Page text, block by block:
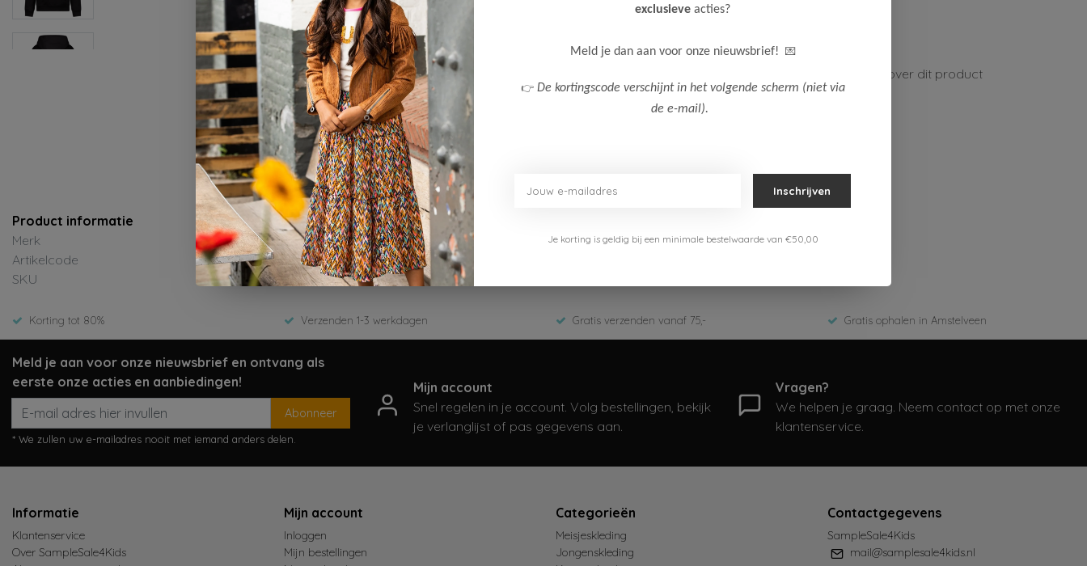
Verzenden 1-3 werkdagen
Neem contact op over dit product
Product informatie
Merk
Cars Jeans
Artikelcode
SKU
Korting tot 80% Verzenden 1-3 werkdagen Gratis verzenden vanaf 75,- Gratis ophalen in Amstelveen
Meld je aan voor onze nieuwsbrief en ontvang als
eerste onze acties en aanbiedingen!
Abonneer
* We zullen uw e-mailadres nooit met iemand anders delen.
Mijn account
Snel regelen in je account. Volg bestellingen, bekijk
je verlanglijst of pas gegevens aan.
Vragen?
We helpen je graag. Neem contact op met onze
klantenservice.
Informatie
Klantenservice
Over SampleSale4Kids
Mijn account
Inloggen
Mijn bestellingen
Categorieën
Meisjeskleding
Jongenskleding
Contactgegevens
SampleSale4Kids
mail@samplesale4kids.nl
exclusieve acties?
Meld je dan aan voor onze nieuwsbrief! 💌
👉 De kortingscode verschijnt in het volgende scherm (niet via
de e-mail).
Inschrijven
Je korting is geldig bij een minimale bestelwaarde van €50,00